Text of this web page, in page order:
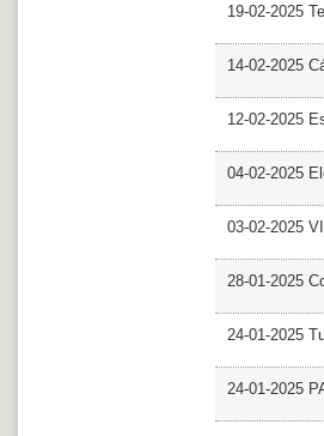
19-02-2025
14-02-2025
12-02-2025
04-02-2025
03-02-2025
28-01-2025
24-01-2025
24-01-2025